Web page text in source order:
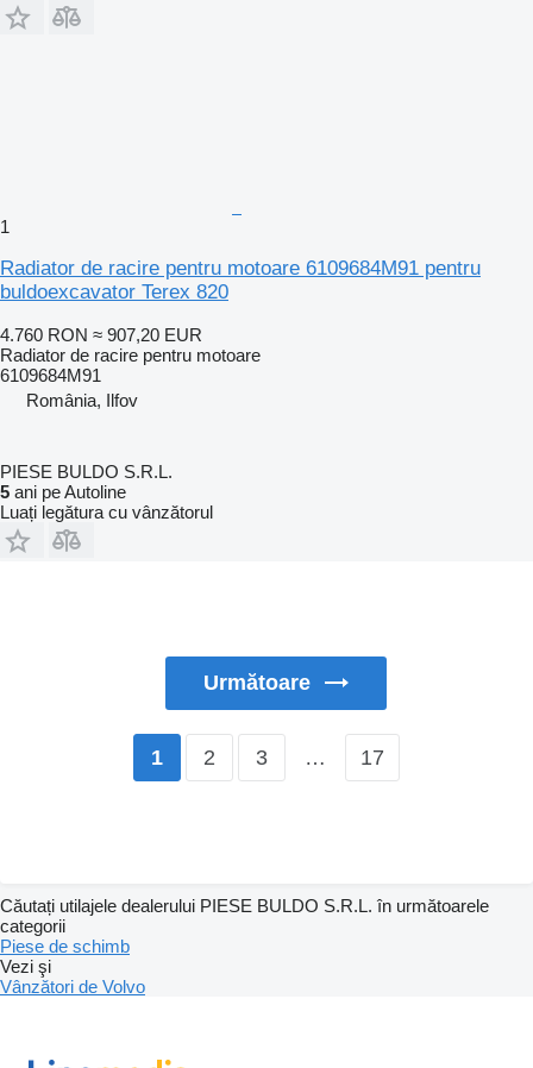
1
Radiator de racire pentru motoare 6109684M91 pentru
buldoexcavator Terex 820
4.760 RON ≈ 907,20 EUR
Radiator de racire pentru motoare
6109684M91
România, Ilfov
PIESE BULDO S.R.L.
5 ani pe Autoline
Luați legătura cu vânzătorul
Următoare
1 2 3 … 17
Căutați utilajele dealerului PIESE BULDO S.R.L. în următoarele
categorii
Piese de schimb
Vezi şi
Vânzători de Volvo